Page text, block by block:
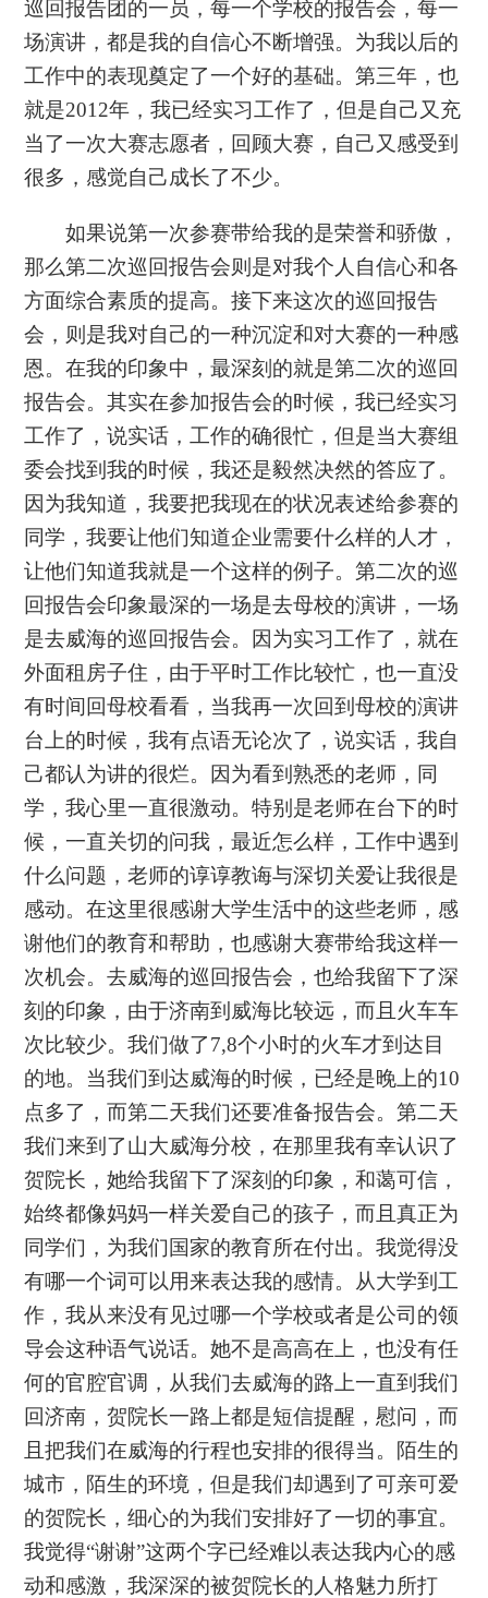
巡回报告团的一员，每一个学校的报告会，每一
场演讲，都是我的自信心不断增强。为我以后的
工作中的表现奠定了一个好的基础。第三年，也
就是2012年，我已经实习工作了，但是自己又充
当了一次大赛志愿者，回顾大赛，自己又感受到
很多，感觉自己成长了不少。
如果说第一次参赛带给我的是荣誉和骄傲，
那么第二次巡回报告会则是对我个人自信心和各
方面综合素质的提高。接下来这次的巡回报告
会，则是我对自己的一种沉淀和对大赛的一种感
恩。在我的印象中，最深刻的就是第二次的巡回
报告会。其实在参加报告会的时候，我已经实习
工作了，说实话，工作的确很忙，但是当大赛组
委会找到我的时候，我还是毅然决然的答应了。
因为我知道，我要把我现在的状况表述给参赛的
同学，我要让他们知道企业需要什么样的人才，
让他们知道我就是一个这样的例子。第二次的巡
回报告会印象最深的一场是去母校的演讲，一场
是去威海的巡回报告会。因为实习工作了，就在
外面租房子住，由于平时工作比较忙，也一直没
有时间回母校看看，当我再一次回到母校的演讲
台上的时候，我有点语无论次了，说实话，我自
己都认为讲的很烂。因为看到熟悉的老师，同
学，我心里一直很激动。特别是老师在台下的时
候，一直关切的问我，最近怎么样，工作中遇到
什么问题，老师的谆谆教诲与深切关爱让我很是
感动。在这里很感谢大学生活中的这些老师，感
谢他们的教育和帮助，也感谢大赛带给我这样一
次机会。去威海的巡回报告会，也给我留下了深
刻的印象，由于济南到威海比较远，而且火车车
次比较少。我们做了7,8个小时的火车才到达目
的地。当我们到达威海的时候，已经是晚上的10
点多了，而第二天我们还要准备报告会。第二天
我们来到了山大威海分校，在那里我有幸认识了
贺院长，她给我留下了深刻的印象，和蔼可信，
始终都像妈妈一样关爱自己的孩子，而且真正为
同学们，为我们国家的教育所在付出。我觉得没
有哪一个词可以用来表达我的感情。从大学到工
作，我从来没有见过哪一个学校或者是公司的领
导会这种语气说话。她不是高高在上，也没有任
何的官腔官调，从我们去威海的路上一直到我们
回济南，贺院长一路上都是短信提醒，慰问，而
且把我们在威海的行程也安排的很得当。陌生的
城市，陌生的环境，但是我们却遇到了可亲可爱
的贺院长，细心的为我们安排好了一切的事宜。
我觉得“谢谢”这两个字已经难以表达我内心的感
动和感激，我深深的被贺院长的人格魅力所打